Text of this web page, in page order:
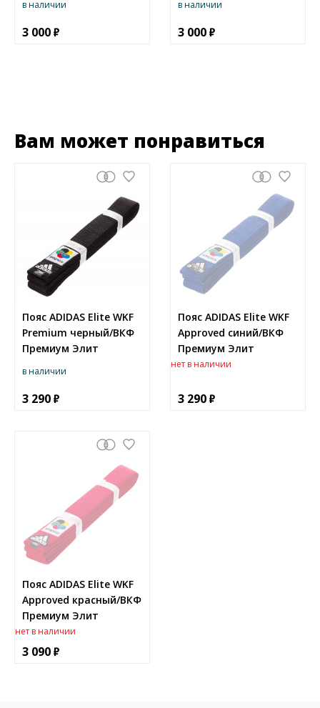
в наличии
3 000
в наличии
3 000
Вам может понравиться
Пояс ADIDAS Elite WKF
Premium черный/ВКФ
Премиум Элит
в наличии
3 290
Пояс ADIDAS Elite WKF
Approved синий/ВКФ
Премиум Элит
нет в наличии
3 290
Пояс ADIDAS Elite WKF
Approved красный/ВКФ
Премиум Элит
нет в наличии
3 090